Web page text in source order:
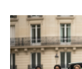
La
transition
électrique
:
comment